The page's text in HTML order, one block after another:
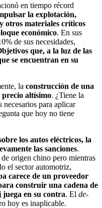
en tiempo récord
la explotación,
otros materiales críticos
económico. En sus
de sus necesidades,
que, a la luz de las
se encuentran en su
la construcción de una
precio altísimo. ¿Tiene la
para aplicar
que hoy no tiene
los autos eléctricos, la
las sanciones.
origen chino pero mientras
el sector automotriz,
carece de un proveedor
construir una cadena de
en su contra. El de-
hoy es inaplicable.